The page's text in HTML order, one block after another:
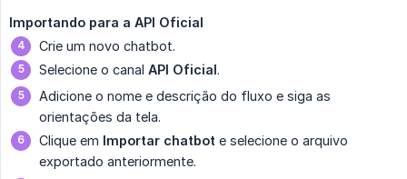
Importando para a API Oficial
Crie um novo chatbot.
Selecione o canal API Oficial.
Adicione o nome e descrição do fluxo e siga as
orientações da tela.
Clique em Importar chatbot e selecione o arquivo
exportado anteriormente.